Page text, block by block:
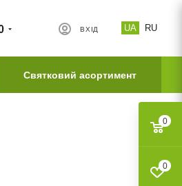
UA RU
ВХІД
Святковий асортимент
0
0